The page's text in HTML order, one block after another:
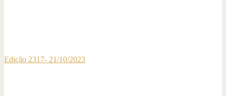
Edição 2317- 21/10/2023